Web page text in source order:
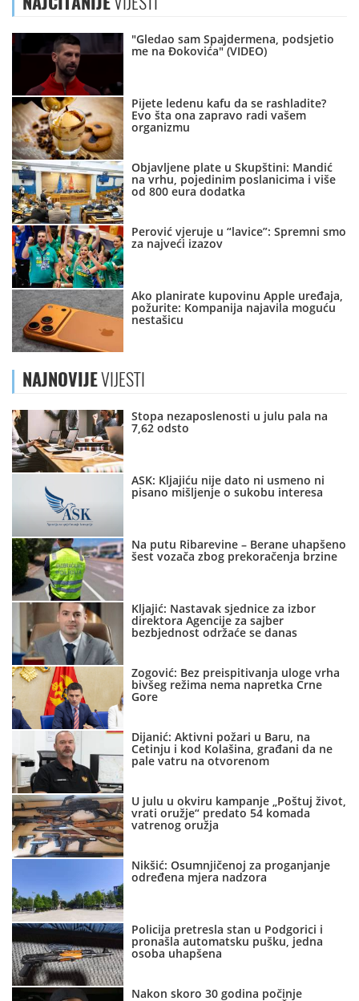
"Gledao sam Spajdermena, podsjetio
me na Đokovića" (VIDEO)
Pijete ledenu kafu da se rashladite?
Evo šta ona zapravo radi vašem
organizmu
Objavljene plate u Skupštini: Mandić
na vrhu, pojedinim poslanicima i više
od 800 eura dodatka
Perović vjeruje u “lavice”: Spremni smo
za najveći izazov
Ako planirate kupovinu Apple uređaja,
požurite: Kompanija najavila moguću
nestašicu
NAJNOVIJEVIJESTI
Stopa nezaposlenosti u julu pala na
7,62 odsto
ASK: Kljajiću nije dato ni usmeno ni
pisano mišljenje o sukobu interesa
Na putu Ribarevine – Berane uhapšeno
šest vozača zbog prekoračenja brzine
Kljajić: Nastavak sjednice za izbor
direktora Agencije za sajber
bezbjednost održaće se danas
Zogović: Bez preispitivanja uloge vrha
bivšeg režima nema napretka Crne
Gore
Dijanić: Aktivni požari u Baru, na
Cetinju i kod Kolašina, građani da ne
pale vatru na otvorenom
U julu u okviru kampanje „Poštuj život,
vrati oružje“ predato 54 komada
vatrenog oružja
Nikšić: Osumnjičenoj za proganjanje
određena mjera nadzora
Policija pretresla stan u Podgorici i
pronašla automatsku pušku, jedna
osoba uhapšena
Nakon skoro 30 godina počinje